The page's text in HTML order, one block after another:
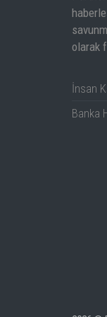
1dB
1dB
Noise
3rd
3rd
olarak
İnsan
Banka